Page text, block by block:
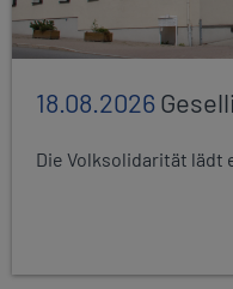
18.08.2026
Die Volksolidarität lädt